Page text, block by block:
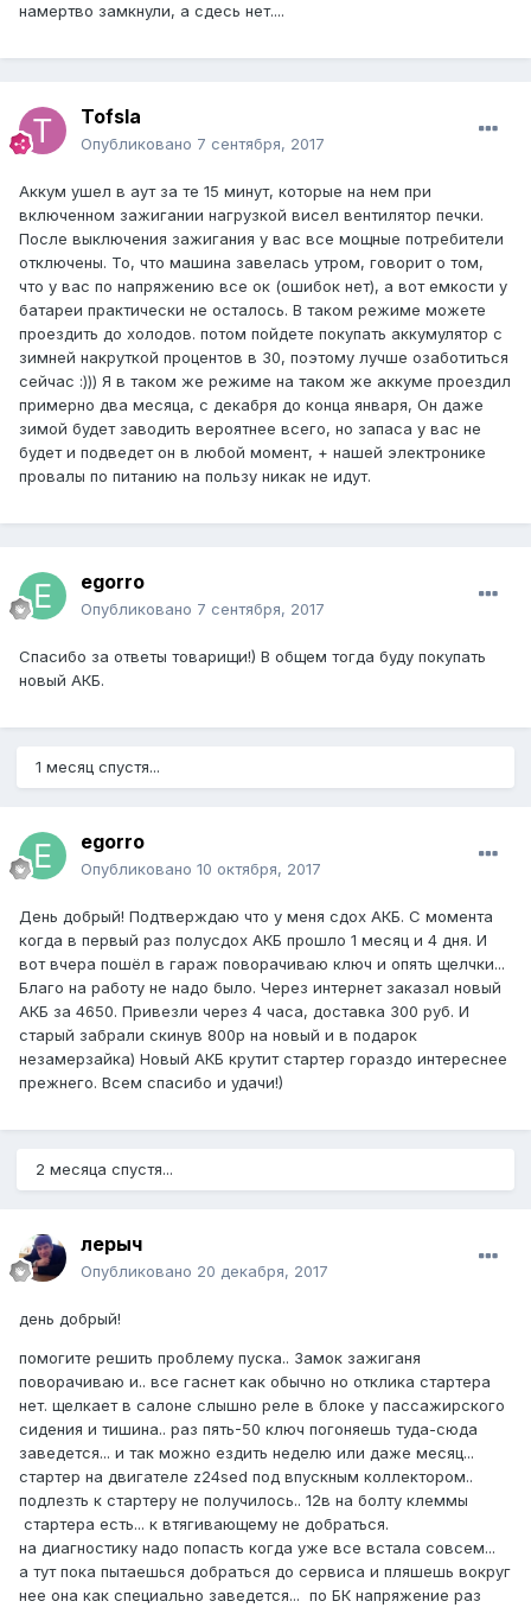
намертво замкнули, а сдесь нет....
Tofsla
Опубликовано 7 сентября, 2017
Аккум ушел в аут за те 15 минут, которые на нем при
включенном зажигании нагрузкой висел вентилятор печки.
После выключения зажигания у вас все мощные потребители
отключены. То, что машина завелась утром, говорит о том,
что у вас по напряжению все ок (ошибок нет), а вот емкости у
батареи практически не осталось. В таком режиме можете
проездить до холодов. потом пойдете покупать аккумулятор с
зимней накруткой процентов в 30, поэтому лучше озаботиться
сейчас :))) Я в таком же режиме на таком же аккуме проездил
примерно два месяца, с декабря до конца января, Он даже
зимой будет заводить вероятнее всего, но запаса у вас не
будет и подведет он в любой момент, + нашей электронике
провалы по питанию на пользу никак не идут.
egorro
Опубликовано 7 сентября, 2017
Спасибо за ответы товарищи!) В общем тогда буду покупать
новый АКБ.
1 месяц спустя...
egorro
Опубликовано 10 октября, 2017
День добрый! Подтверждаю что у меня сдох АКБ. С момента
когда в первый раз полусдох АКБ прошло 1 месяц и 4 дня. И
вот вчера пошёл в гараж поворачиваю ключ и опять щелчки...
Благо на работу не надо было. Через интернет заказал новый
АКБ за 4650. Привезли через 4 часа, доставка 300 руб. И
старый забрали скинув 800р на новый и в подарок
незамерзайка) Новый АКБ крутит стартер гораздо интереснее
прежнего. Всем спасибо и удачи!)
2 месяца спустя...
лерыч
Опубликовано 20 декабря, 2017
день добрый!
помогите решить проблему пуска.. Замок зажиганя
поворачиваю и.. все гаснет как обычно но отклика стартера
нет. щелкает в салоне слышно реле в блоке у пассажирского
сидения и тишина.. раз пять-50 ключ погоняешь туда-сюда
заведется... и так можно ездить неделю или даже месяц...
стартер на двигателе z24sed под впускным коллектором..
подлезть к стартеру не получилось.. 12в на болту клеммы
стартера есть... к втягивающему не добраться.
на диагностику надо попасть когда уже все встала совсем...
а тут пока пытаешься добраться до сервиса и пляшешь вокруг
нее она как специально заведется... по БК напряжение раз